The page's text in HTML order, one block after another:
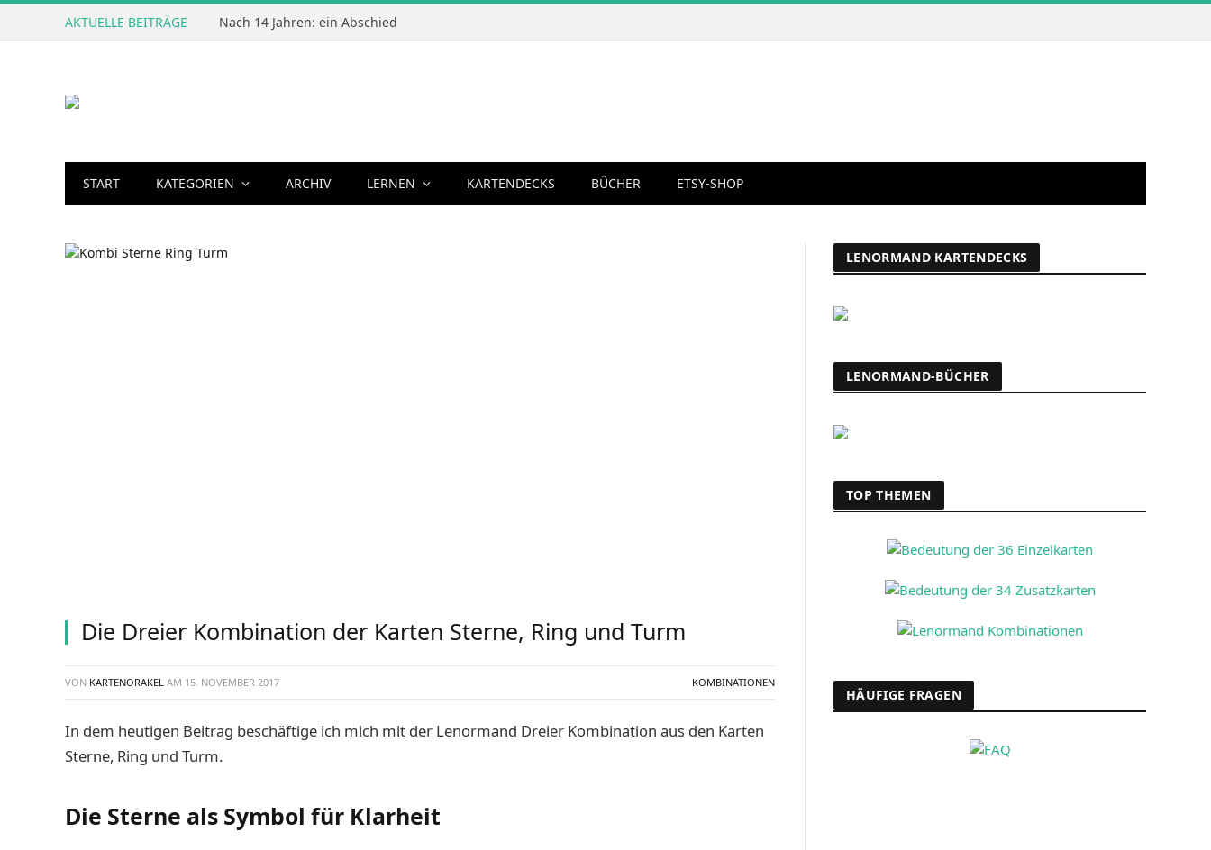
AKTUELLE BEITRÄGE Nach 14 Jahren: ein Abschied
START KATEGORIEN ARCHIV LERNEN KARTENDECKS BÜCHER ETSY-SHOP
Die Dreier Kombination der Karten Sterne, Ring und Turm
VON KARTENORAKEL AM 15. NOVEMBER 2017 KOMBINATIONEN
In dem heutigen Beitrag beschäftige ich mich mit der Lenormand Dreier Kombination aus den Karten
Sterne, Ring und Turm.
Die Sterne als Symbol für Klarheit
LENORMAND KARTENDECKS
LENORMAND-BÜCHER
TOP THEMEN
HÄUFIGE FRAGEN